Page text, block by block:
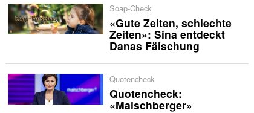
Soap-Check
«Gute Zeiten, schlechte
Zeiten»: Sina entdeckt
Danas Fälschung
Quotencheck
Quotencheck:
«Maischberger»